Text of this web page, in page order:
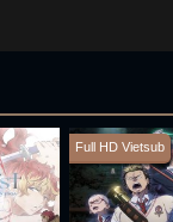
Full HD Vietsub